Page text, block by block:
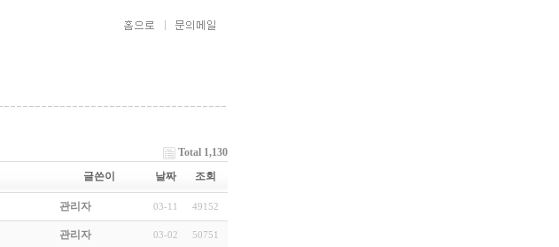
Total 1,130
글쓴이 날짜 조회
관리자 03-11 49152
관리자 03-02 50751